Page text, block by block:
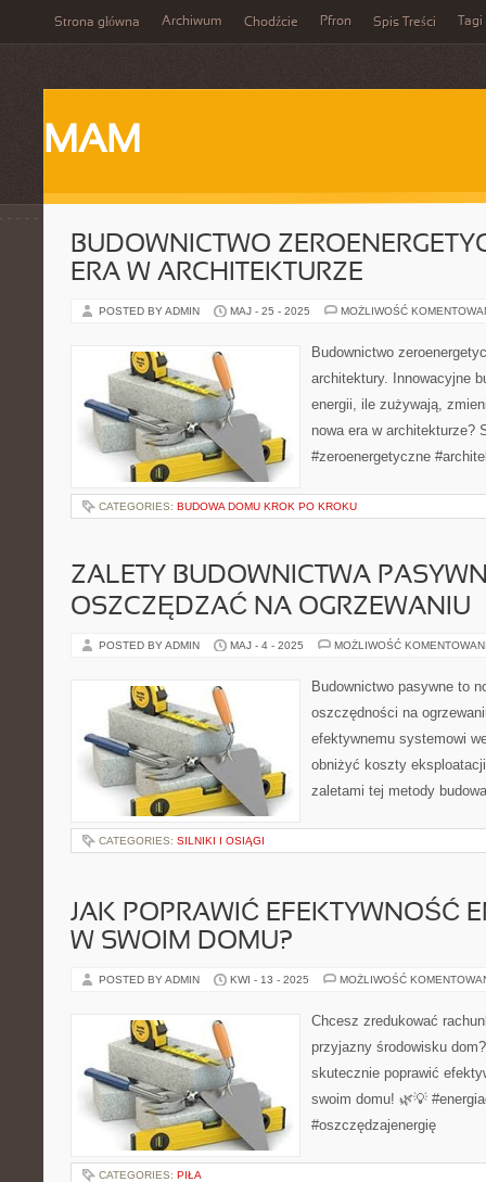
Strona główna Archiwum Chodźcie Pfron Spis Treści Tagi
MAM
BUDOWNICTWO
ERA W ARCHITEKTURZE
POSTED BY ADMIN MAJ - 25 - 2025 MOŻLIWOŚĆ
Budownictwo
architektury. Innowacyjne
energii, ile zużywają,
nowa era w architekturze?
#zeroenergetyczne
CATEGORIES: BUDOWA DOMU KROK PO KROKU
ZALETY BUDOWNICTWA
OSZCZĘDZAĆ NA OGRZEWANIU
POSTED BY ADMIN MAJ - 4 - 2025 MOŻLIWOŚĆ
Budownictwo pasywne to
oszczędności na
efektywnemu systemowi
obniżyć koszty
zaletami tej metody
CATEGORIES: SILNIKI I OSIĄGI
JAK POPRAWIĆ EFEKTYWNOŚĆ
W SWOIM DOMU?
POSTED BY ADMIN KWI - 13 - 2025 MOŻLIWOŚĆ
Chcesz zredukować
przyjazny środowisku
skutecznie poprawić
swoim domu! 🌿💡
#oszczędzajenergię
CATEGORIES: PIŁA